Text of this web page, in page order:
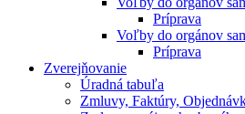
Príprava
Voľby do orgánov
Príprava
Zverejňovanie
Úradná tabuľa
Zmluvy, Faktúry,